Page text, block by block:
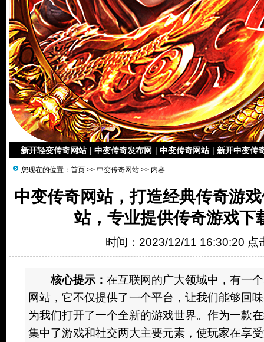
新开轻变传奇网站 | 中变传奇发布网 | 中变传奇网站 | 新开中变传
您现在的位置： 首页 >> 中变传奇网站 >> 内容
中变传奇网站，打造经典传奇游
站，专业提供传奇游戏下
时间：2023/12/11 16:30:20 点
核心提示： 在互联网的广大领域中，有一
网站，它不仅提供了一个平台，让我们能够回
为我们打开了一个全新的游戏世界。作为一款
集中了游戏和社交两大主要元素，使玩家在享